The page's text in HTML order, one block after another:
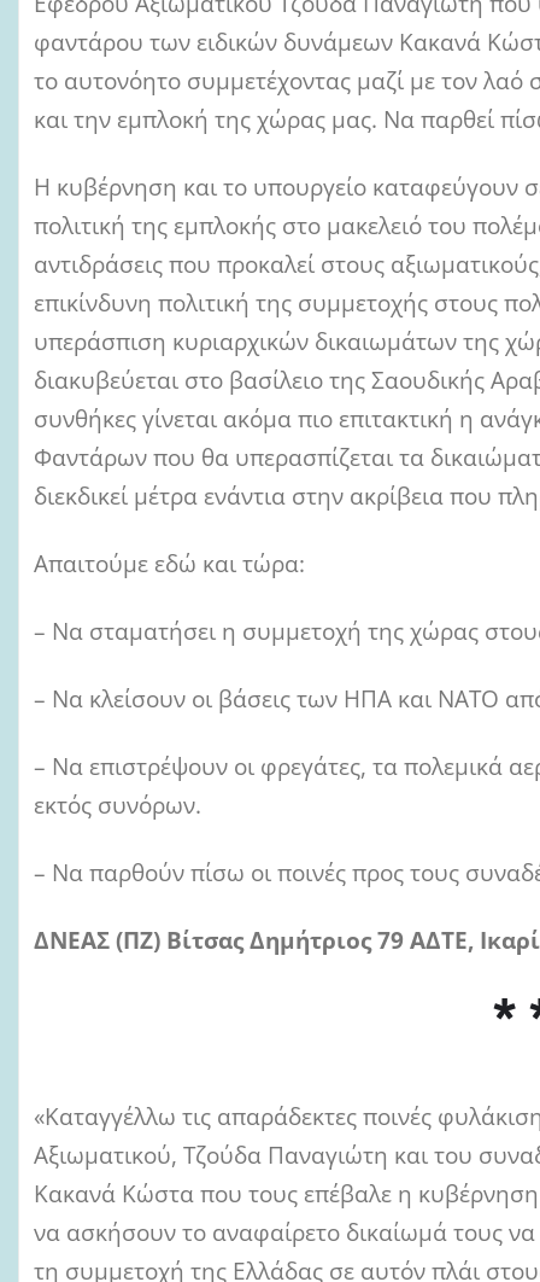
φαντάρου των ειδικών δυνάμεων Κακανά
το αυτονόητο συμμετέχοντας μαζί με τον
και την εμπλοκή της χώρας μας. Να παρθεί
Η κυβέρνηση και το υπουργείο καταφεύγουν
πολιτική της εμπλοκής στο μακελειό του
αντιδράσεις που προκαλεί στους
επικίνδυνη πολιτική της συμμετοχής στους
υπεράσπιση κυριαρχικών δικαιωμάτων της
διακυβεύεται στο βασίλειο της Σαουδικής
συνθήκες γίνεται ακόμα πιο επιτακτική η
Φαντάρων που θα υπερασπίζεται τα
διεκδικεί μέτρα ενάντια στην ακρίβεια που
Απαιτούμε εδώ και τώρα:
– Να σταματήσει η συμμετοχή της χώρας
– Να κλείσουν οι βάσεις των ΗΠΑ και ΝΑΤΟ
– Να επιστρέψουν οι φρεγάτες, τα πολεμικά
εκτός συνόρων.
– Να παρθούν πίσω οι ποινές προς τους
ΔΝΕΑΣ (ΠΖ) Βίτσας Δημήτριος 79 ΑΔΤΕ,
*
«Καταγγέλλω τις απαράδεκτες ποινές
Αξιωματικού, Τζούδα Παναγιώτη και του
Κακανά Κώστα που τους επέβαλε η
να ασκήσουν το αναφαίρετο δικαίωμά τους
τη συμμετοχή της Ελλάδας σε αυτόν πλάι